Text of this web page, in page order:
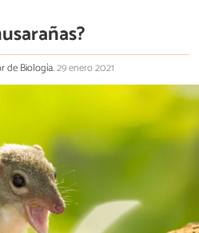
de Biología.29 enero 2021